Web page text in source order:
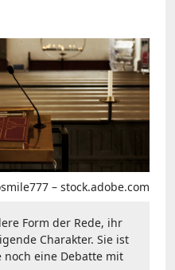
– stock.adobe.com
Form der Rede, ihr
Charakter. Sie ist
noch eine Debatte mit